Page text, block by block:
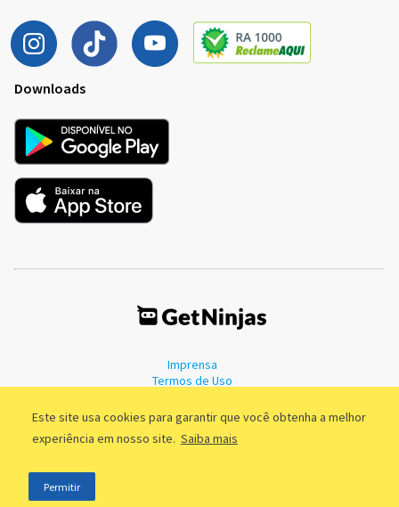
Este site usa cookies para garantir que você obtenha a melhor
experiência em nosso site. Saiba mais
Permitir
Downloads
Imprensa
Termos de Uso
©2011 - 2026, GetNinjas LTDA. CNPJ 55.744.877/0001-89 - Rua Dr.
Fernandes Coelho, 85 - 3º andar - São Paulo/SP - Brasil